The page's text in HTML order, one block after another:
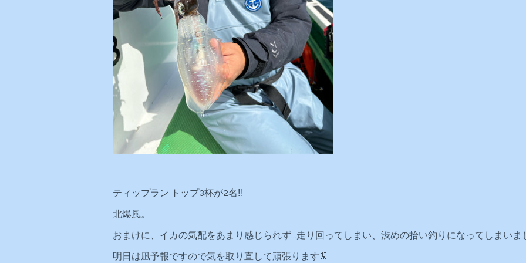
ティップラン トップ3杯が2名‼️
北爆風。
おまけに、イカの気配をあまり感じられず...走り回ってしまい、渋めの拾い釣りになってしまいま
明日は凪予報ですので気を取り直して頑張ります🦑